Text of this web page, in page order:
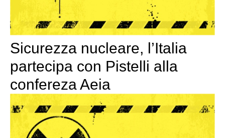
Sicurezza nucleare, l’Italia
partecipa con Pistelli alla
confereza Aeia